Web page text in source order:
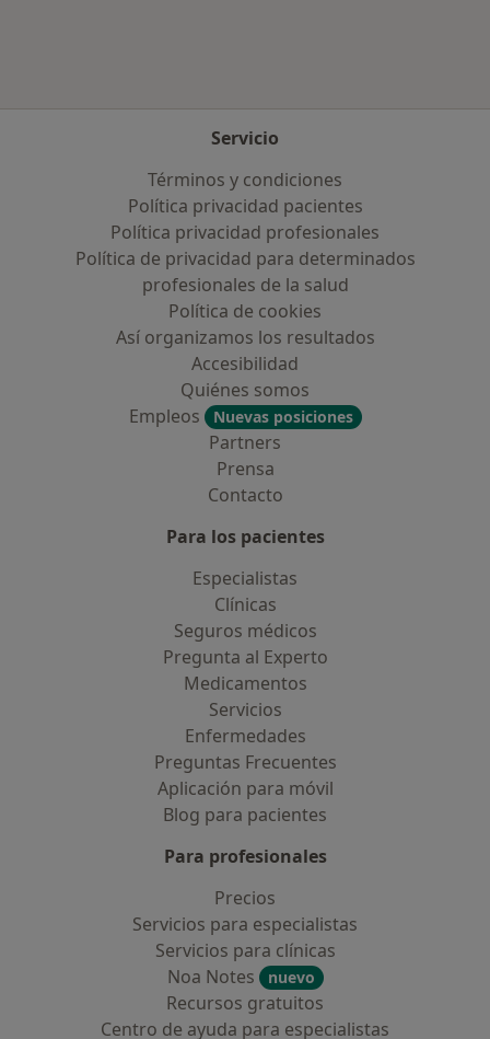
Servicio
Términos y condiciones
Política privacidad pacientes
Política privacidad profesionales
Política de privacidad para determinados
profesionales de la salud
Política de cookies
Así organizamos los resultados
Accesibilidad
Quiénes somos
Empleos
Nuevas posiciones
Partners
Prensa
Contacto
Para los pacientes
Especialistas
Clínicas
Seguros médicos
Pregunta al Experto
Medicamentos
Servicios
Enfermedades
Preguntas Frecuentes
Aplicación para móvil
Blog para pacientes
Para profesionales
Precios
Servicios para especialistas
Servicios para clínicas
Noa Notes
nuevo
Recursos gratuitos
Centro de ayuda para especialistas